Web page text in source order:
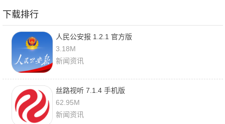
下载排行
人民公安报 1.2.1 官方版
3.18M
新闻资讯
丝路视听 7.1.4 手机版
62.95M
新闻资讯